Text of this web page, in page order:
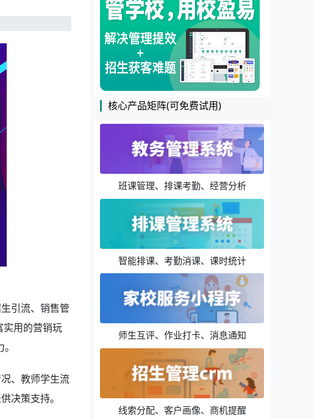
引流、销售管
用的营销玩
、教师学生流
决策支持。
核心产品矩阵(可免费试用)
班课管理、排课考勤、经营分析
智能排课、考勤消课、课时统计
师生互评、作业打卡、消息通知
线索分配、客户画像、商机提醒